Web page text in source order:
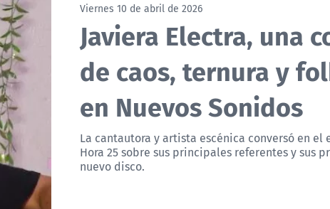
Viernes 10 de abril de 2026
Javiera Electra, una
de caos, ternura y
en Nuevos Sonidos
La cantautora y artista escénica conversó en el
Hora 25 sobre sus principales referentes y sus
nuevo disco.